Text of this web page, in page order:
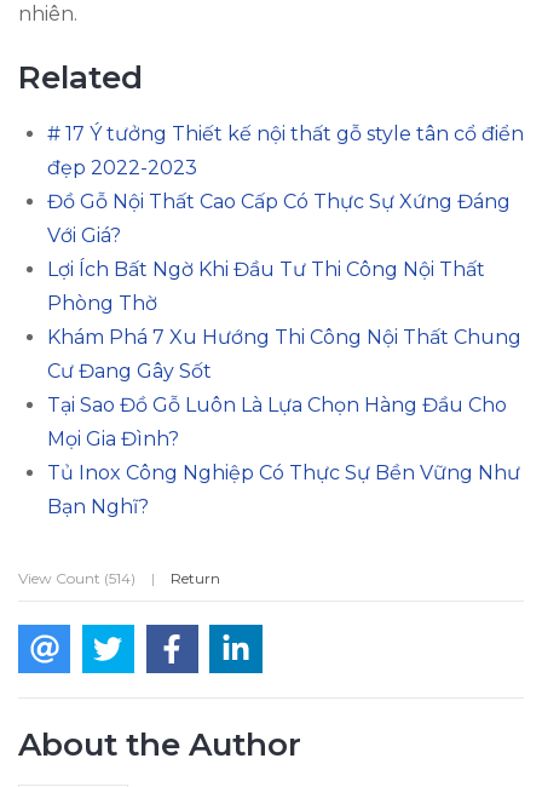
nhiên.
Related
# 17 Ý tưởng Thiết kế nội thất gỗ style tân cổ điển
đẹp 2022-2023
Đồ Gỗ Nội Thất Cao Cấp Có Thực Sự Xứng Đáng
Với Giá?
Lợi Ích Bất Ngờ Khi Đầu Tư Thi Công Nội Thất
Phòng Thờ
Khám Phá 7 Xu Hướng Thi Công Nội Thất Chung
Cư Đang Gây Sốt
Tại Sao Đồ Gỗ Luôn Là Lựa Chọn Hàng Đầu Cho
Mọi Gia Đình?
Tủ Inox Công Nghiệp Có Thực Sự Bền Vững Như
Bạn Nghĩ?
View Count (514) | Return
About the Author